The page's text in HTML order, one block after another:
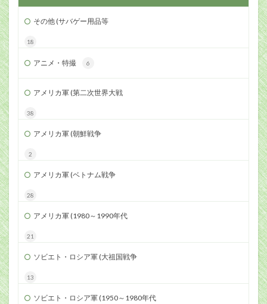
その他 (サバゲー用品等
18
アニメ・特撮 6
アメリカ軍 (第二次世界大戦
38
アメリカ軍 (朝鮮戦争
2
アメリカ軍 (ベトナム戦争
28
アメリカ軍 (1980～1990年代
21
ソビエト・ロシア軍 (大祖国戦争
13
ソビエト・ロシア軍 (1950～1980年代